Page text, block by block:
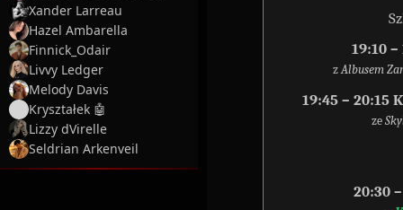
Xander Larreau
Hazel Ambarella
Finnick_Odair
Livvy Ledger
Melody Davis
Kryształek 🤖
Lizzy dVirelle
Seldrian Arkenveil
19:10 –
z Albusem
19:45 – 20:15
ze
20:30